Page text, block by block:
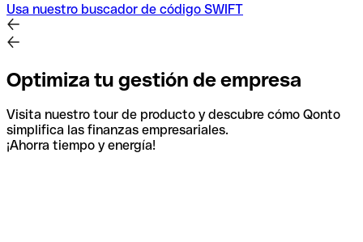
Usa nuestro buscador de código SWIFT
Optimiza tu gestión de empresa
Visita nuestro tour de producto y descubre cómo Qonto
simplifica las finanzas empresariales.
¡Ahorra tiempo y energía!